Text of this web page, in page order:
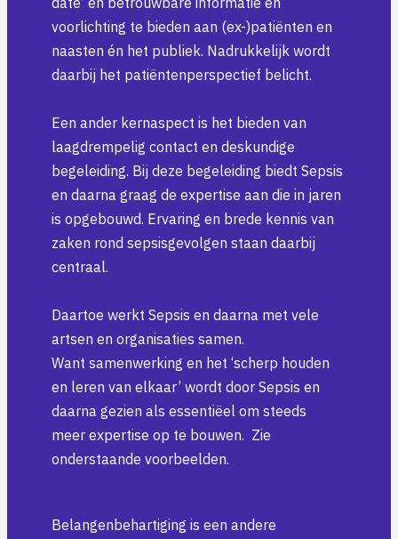
voorlichting te bieden aan (ex-)patiënten en
naasten én het publiek. Nadrukkelijk wordt
daarbij het patiëntenperspectief belicht.
Een ander kernaspect is het bieden van
laagdrempelig contact en deskundige
begeleiding. Bij deze begeleiding biedt Sepsis
en daarna graag de expertise aan die in jaren
is opgebouwd. Ervaring en brede kennis van
zaken rond sepsisgevolgen staan daarbij
centraal.
Daartoe werkt Sepsis en daarna met vele
artsen en organisaties samen.
Want samenwerking en het ‘scherp houden
en leren van elkaar’ wordt door Sepsis en
daarna gezien als essentiëel om steeds
meer expertise op te bouwen. Zie
onderstaande voorbeelden.
Belangenbehartiging is een andere